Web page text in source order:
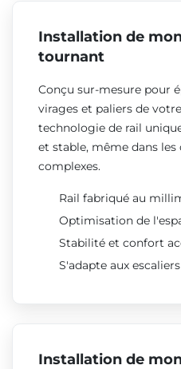
Installation de
tournant
Conçu sur-mesure pour
virages et paliers de
technologie de rail
et stable, même dans
complexes.
Rail fabriqué au
Optimisation de
Stabilité et confort
S'adapte aux
Installation de